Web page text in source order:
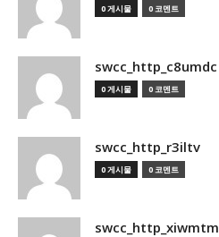
0 게시물 0 코멘트
swcc_http_c8umdc
0 게시물 0 코멘트
swcc_http_r3iltv
0 게시물 0 코멘트
swcc_http_xiwmtm